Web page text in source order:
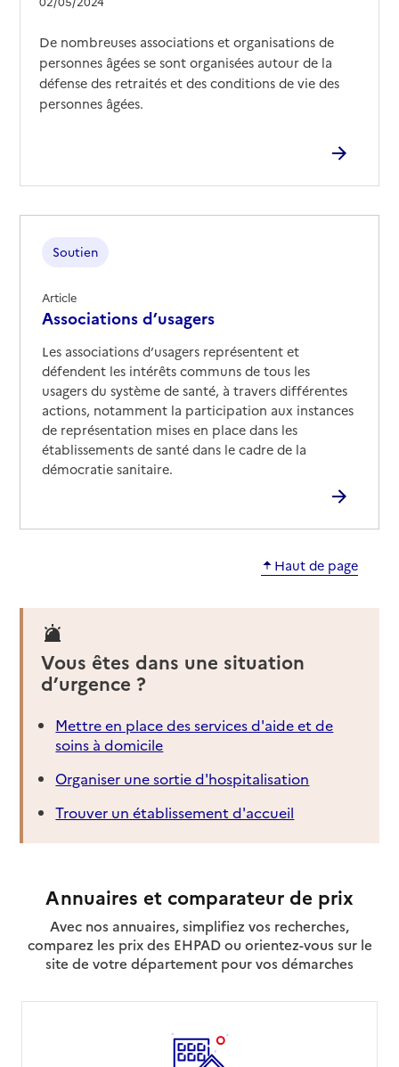
De nombreuses associations et organisations de
personnes âgées se sont organisées autour de la
défense des retraités et des conditions de vie des
personnes âgées.
Soutien
Article
Associations d’usagers
Les associations d’usagers représentent et
défendent les intérêts communs de tous les
usagers du système de santé, à travers différentes
actions, notamment la participation aux instances
de représentation mises en place dans les
établissements de santé dans le cadre de la
démocratie sanitaire.
Haut de page
Vous êtes dans une situation
d’urgence ?
Mettre en place des services d'aide et de
soins à domicile
Organiser une sortie d'hospitalisation
Trouver un établissement d'accueil
Annuaires et comparateur de prix
Avec nos annuaires, simplifiez vos recherches,
comparez les prix des EHPAD ou orientez-vous sur le
site de votre département pour vos démarches